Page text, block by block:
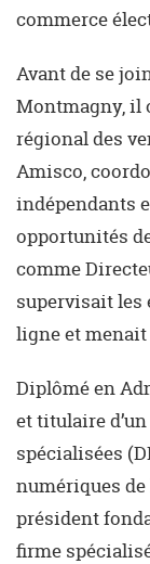
commerce
Avant de se
Montmagny, il
régional des
Amisco,
indépendants
opportunités
comme
supervisait les
ligne et
Diplômé en
et titulaire
spécialisées
numériques de
président
firme